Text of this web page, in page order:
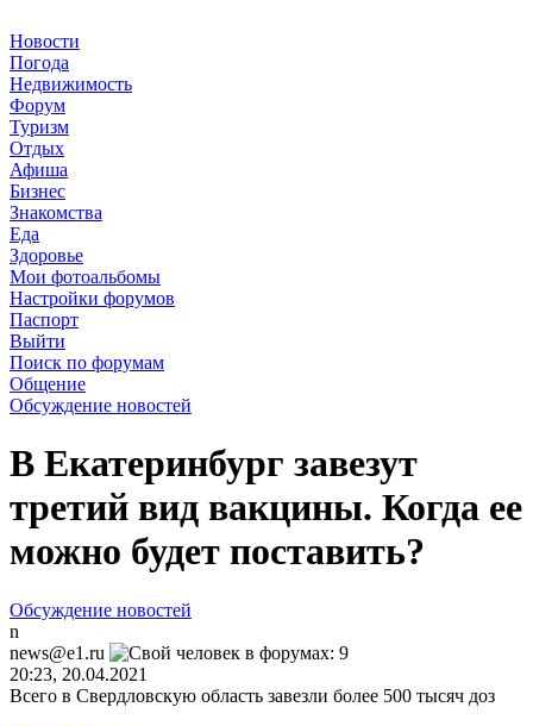
Новости
Погода
Недвижимость
Форум
Туризм
Отдых
Афиша
Бизнес
Знакомства
Еда
Здоровье
Мои фотоальбомы
Настройки форумов
Паспорт
Выйти
Поиск по форумам
Общение
Обсуждение новостей
В Екатеринбург завезут
третий вид вакцины. Когда ее
можно будет поставить?
Обсуждение новостей
n
news@e1.ru
20:23, 20.04.2021
Всего в Свердловскую область завезли более 500 тысяч доз